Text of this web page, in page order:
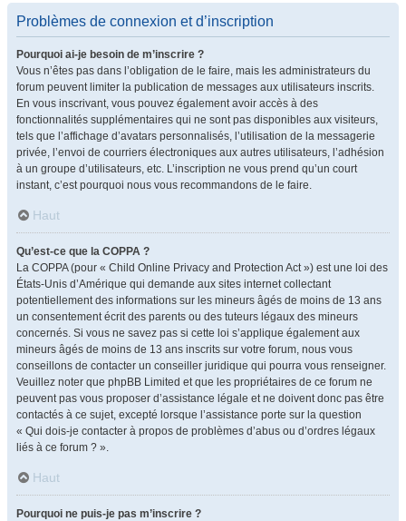
Problèmes de connexion et d’inscription
Pourquoi ai-je besoin de m’inscrire ?
Vous n’êtes pas dans l’obligation de le faire, mais les administrateurs du
forum peuvent limiter la publication de messages aux utilisateurs inscrits.
En vous inscrivant, vous pouvez également avoir accès à des
fonctionnalités supplémentaires qui ne sont pas disponibles aux visiteurs,
tels que l’affichage d’avatars personnalisés, l’utilisation de la messagerie
privée, l’envoi de courriers électroniques aux autres utilisateurs, l’adhésion
à un groupe d’utilisateurs, etc. L’inscription ne vous prend qu’un court
instant, c’est pourquoi nous vous recommandons de le faire.
Haut
Qu’est-ce que la COPPA ?
La COPPA (pour « Child Online Privacy and Protection Act ») est une loi des
États-Unis d’Amérique qui demande aux sites internet collectant
potentiellement des informations sur les mineurs âgés de moins de 13 ans
un consentement écrit des parents ou des tuteurs légaux des mineurs
concernés. Si vous ne savez pas si cette loi s’applique également aux
mineurs âgés de moins de 13 ans inscrits sur votre forum, nous vous
conseillons de contacter un conseiller juridique qui pourra vous renseigner.
Veuillez noter que phpBB Limited et que les propriétaires de ce forum ne
peuvent pas vous proposer d’assistance légale et ne doivent donc pas être
contactés à ce sujet, excepté lorsque l’assistance porte sur la question
« Qui dois-je contacter à propos de problèmes d’abus ou d’ordres légaux
liés à ce forum ? ».
Haut
Pourquoi ne puis-je pas m’inscrire ?